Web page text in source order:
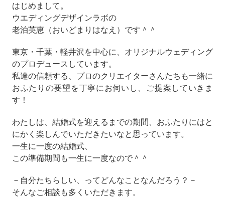
はじめまして。
ウエディングデザインラボの
老泊英恵（おいどまりはなえ）です＾＾
東京・千葉・軽井沢を中心に、オリジナルウェディング
のプロデュースしています。
私達の信頼する、プロのクリエイターさんたちも一緒に
おふたりの要望を丁寧にお伺いし、ご提案していきま
す！
わたしは、結婚式を迎えるまでの期間、おふたりにはと
にかく楽しんでいただきたいなと思っています。
一生に一度の結婚式、
この準備期間も一生に一度なので＾＾
－自分たちらしい、ってどんなことなんだろう？－
そんなご相談も多くいただきます。